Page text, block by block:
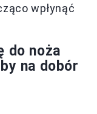
wpłynąć
do noża
na dobór